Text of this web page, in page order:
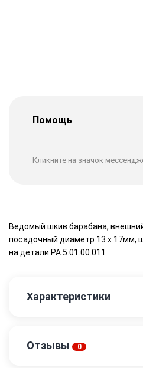
Помощь
Кликните на значок
Ведомый шкив барабана,
посадочный диаметр 13 х 17мм,
на детали PA.5.01.00.011
Характеристики
Отзывы 0